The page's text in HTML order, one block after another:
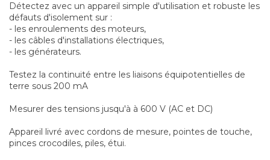
Détectez avec un appareil simple d'utilisation et robuste les
défauts d'isolement sur :
- les enroulements des moteurs,
- les câbles d'installations électriques,
- les générateurs.
Testez la continuité entre les liaisons équipotentielles de
terre sous 200 mA
Mesurer des tensions jusqu'à à 600 V (AC et DC)
Appareil livré avec cordons de mesure, pointes de touche,
pinces crocodiles, piles, étui.